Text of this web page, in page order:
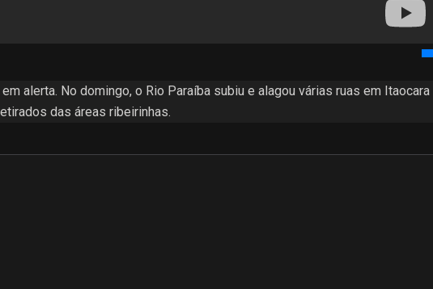
alerta. No domingo, o Rio Paraíba subiu e alagou várias ruas em Itaocara
das áreas ribeirinhas.